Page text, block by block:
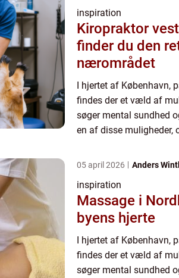
inspiration
Kiropraktor
finder du den
nærområdet
I hjertet af København,
findes der et væld af
søger mental sundhed
en af disse muligheder,
livskvalitet. M...
05 april 2026 Anders
inspiration
Massage i
byens hjerte
I hjertet af København,
findes der et væld af
søger mental sundhed